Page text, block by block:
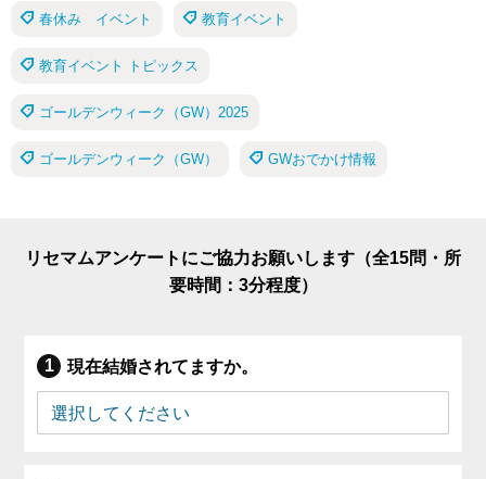
春休み イベント 教育イベント
教育イベント トピックス
ゴールデンウィーク（GW）2025
ゴールデンウィーク（GW） GWおでかけ情報
リセマムアンケートにご協力お願いします（全15問・所
要時間：3分程度）
現在結婚されてますか。